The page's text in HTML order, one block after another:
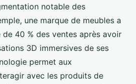
notable des
une marque de meubles a
de 40 % des ventes après avoir
3D immersives de ses
permet aux
avec les produits de